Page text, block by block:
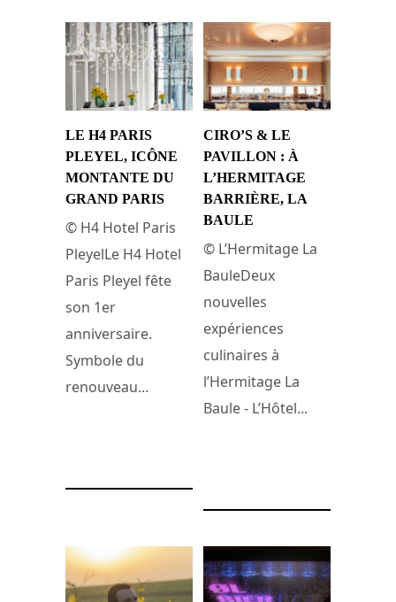
LE H4 PARIS
PLEYEL, ICÔNE
MONTANTE DU
GRAND PARIS
© H4 Hotel Paris
PleyelLe H4 Hotel
Paris Pleyel fête
son 1er
anniversaire.
Symbole du
renouveau...
CIRO’S & LE
PAVILLON : À
L’HERMITAGE
BARRIÈRE, LA
BAULE
© L’Hermitage La
BauleDeux
nouvelles
expériences
culinaires à
l’Hermitage La
Baule - L’Hôtel...